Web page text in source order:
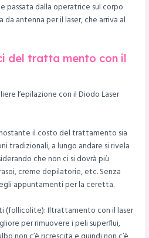
passata dalla operatrice sul corpo
antenna per il laser, che arriva al
del tratta mento con il
l’epilazione con il Diodo Laser
il costo del trattamento sia
tradizionali, a lungo andare si rivela
che non ci si dovrà più
creme depilatorie, etc. Senza
appuntamenti per la ceretta.
(follicolite): Iltrattamento con il laser
per rimuovere i peli superflui,